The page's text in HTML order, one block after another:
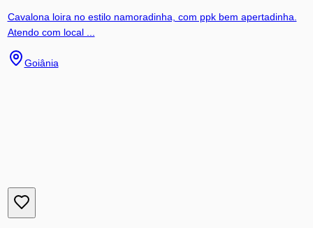
Cavalona loira no estilo namoradinha, com ppk bem apertadinha.
Atendo com local ...
Goiânia